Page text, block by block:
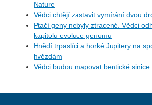
Nature
Vědci chtějí zastavit vymírání dvou
Ptačí geny nebyly ztracené. Vědci
kapitolu evoluce genomu
Hnědí trpaslíci a horké Jupitery na
hvězdám
Vědci budou mapovat bentické